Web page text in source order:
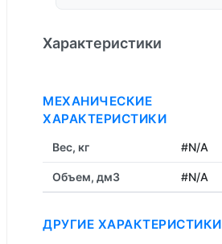
Характеристики
МЕХАНИЧЕСКИЕ
ХАРАКТЕРИСТИКИ
Вес, кг #N/A
Объем, дм3 #N/A
ДРУГИЕ ХАРАКТЕРИСТИКИ